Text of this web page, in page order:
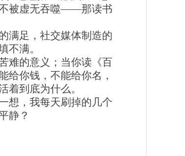
不被虚无吞噬——那读书
满足，社交媒体制造的
不满。
难的意义；当你读《百
给你钱，不能给你名，
着到底为什么。
想，我每天刷掉的几个
静？